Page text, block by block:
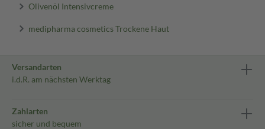
Olivenöl Intensivcreme
medipharma cosmetics Trockene Haut
Versandarten
i.d.R. am nächsten Werktag
Zahlarten
sicher und bequem